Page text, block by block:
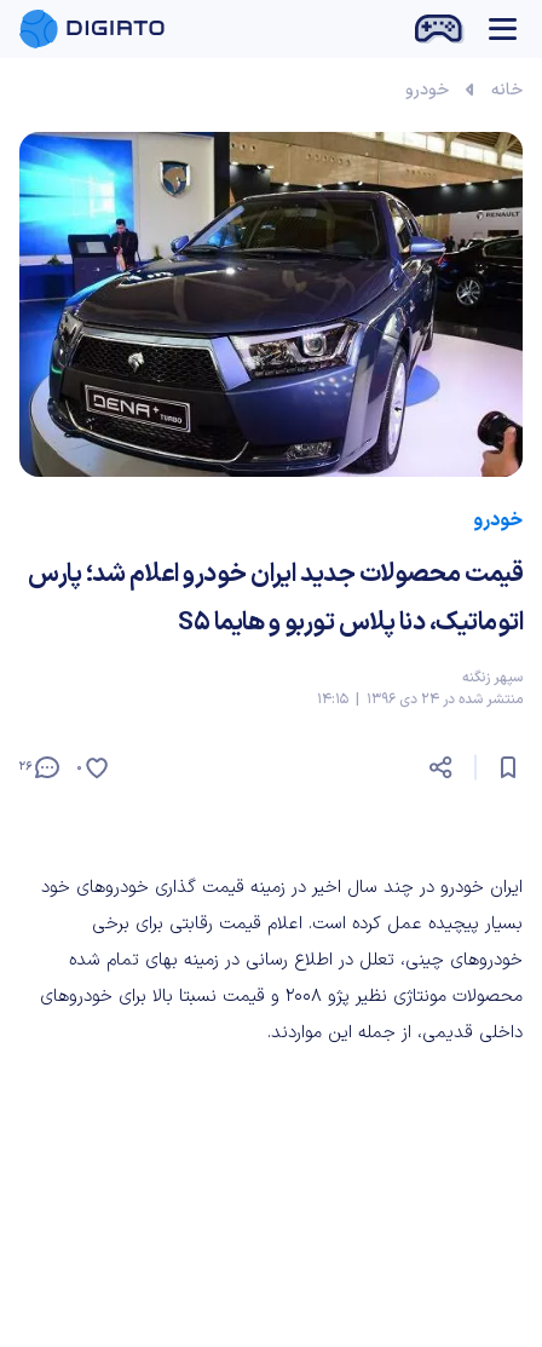
بازی آنلاین
خانه خودرو
خودرو
قیمت محصولات جدید ایران خودرو اعلام شد؛ پارس
اتوماتیک، دنا پلاس توربو و هایما S5
سپهر زنگنه
منتشر شده در 24 دی 1396 | 14:15
26 0
ایران خودرو در چند سال اخیر در زمینه قیمت گذاری خودروهای خود
بسیار پیچیده عمل کرده است. اعلام قیمت رقابتی برای برخی
خودروهای چینی، تعلل در اطلاع رسانی در زمینه بهای تمام شده
محصولات مونتاژی نظیر پژو 2008 و قیمت نسبتا بالا برای خودروهای
داخلی قدیمی، از جمله این مواردند.